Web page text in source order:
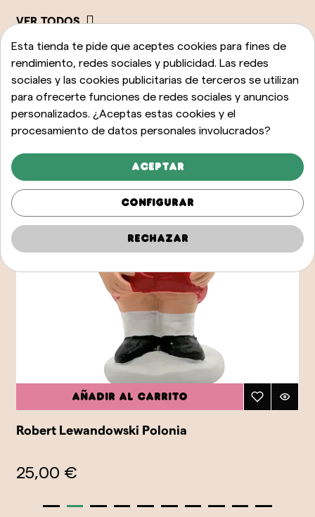
VER TODOS
Añadir al carrito
Robert Lewandowski Polonia
25,00 €
Esta tienda te pide que aceptes cookies para fines de
rendimiento, redes sociales y publicidad. Las redes
sociales y las cookies publicitarias de terceros se utilizan
para ofrecerte funciones de redes sociales y anuncios
personalizados. ¿Aceptas estas cookies y el
procesamiento de datos personales involucrados?
Aceptar
Configurar
Rechazar